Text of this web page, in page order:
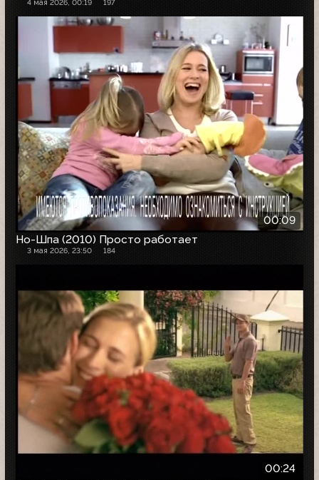
4 мая 2026, 00:19 197
00:09
Но-Шпа (2010) Просто работает
3 мая 2026, 23:50 184
00:24